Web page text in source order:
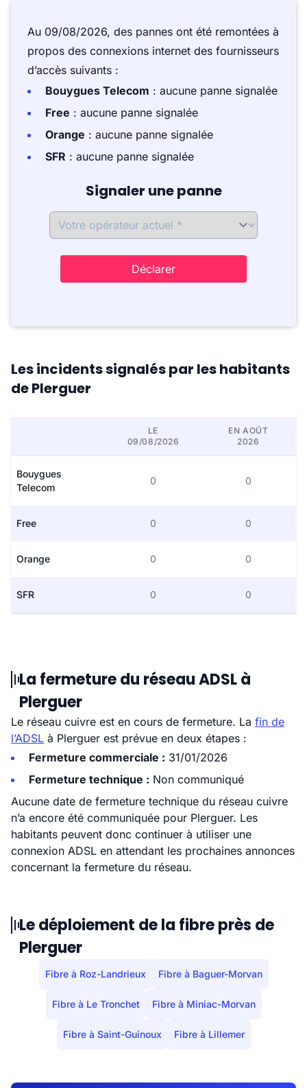
Au 09/08/2026, des pannes ont été remontées à
propos des connexions internet des fournisseurs
d’accès suivants :
Bouygues Telecom : aucune panne signalée
Free : aucune panne signalée
Orange : aucune panne signalée
SFR : aucune panne signalée
Signaler une panne
Déclarer
Les incidents signalés par les habitants
de Plerguer
LE
09/08/2026
EN AOÛT
2026
Bouygues
Telecom
0 0
Free 0 0
Orange 0 0
SFR 0 0
La fermeture du réseau ADSL à
Plerguer
Le réseau cuivre est en cours de fermeture. La fin de
l’ADSL à Plerguer est prévue en deux étapes :
Fermeture commerciale : 31/01/2026
Fermeture technique : Non communiqué
Aucune date de fermeture technique du réseau cuivre
n’a encore été communiquée pour Plerguer. Les
habitants peuvent donc continuer à utiliser une
connexion ADSL en attendant les prochaines annonces
concernant la fermeture du réseau.
Le déploiement de la fibre près de
Plerguer
Fibre à Roz-Landrieux Fibre à Baguer-Morvan
Fibre à Le Tronchet Fibre à Miniac-Morvan
Fibre à Saint-Guinoux Fibre à Lillemer